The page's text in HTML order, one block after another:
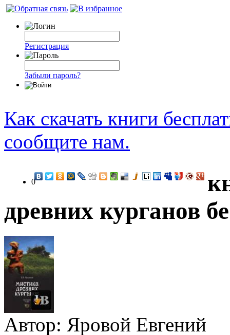
Регистрация
Забыли пароль?
Как скачать книги
сообщите нам.
0
древних курганов
Автор: Яровой Евгений